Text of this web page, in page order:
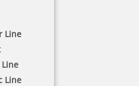
Line
Line
Line
sich am besten für das